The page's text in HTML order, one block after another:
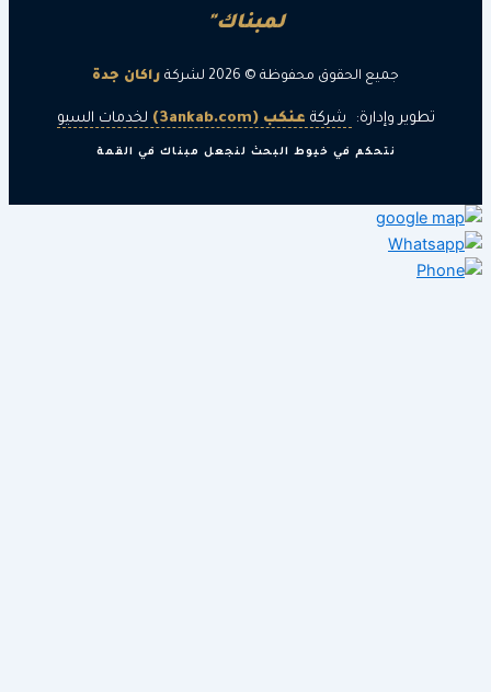
لمبناك"
جميع الحقوق محفوظة © 2026 لشركة راكان جدة
وإدارة: شركةعنكب (3ankab.com) لخدمات السيو
نتحكم في خيوط البحث لنجعل مبناك في القمة